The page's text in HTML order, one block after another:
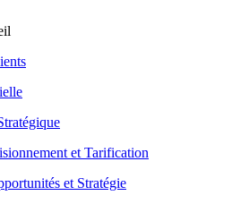
et Tarification
et Stratégie